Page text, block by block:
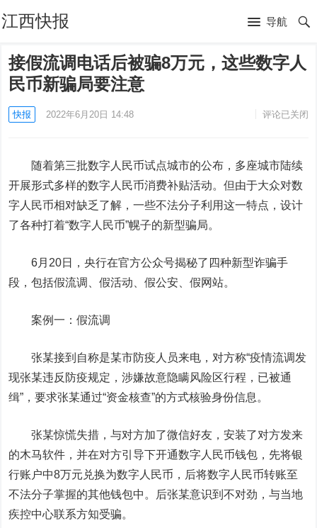
江西快报 导航
接假流调电话后被骗8万元，这些数字人
民币新骗局要注意
快报 2022年6月20日 14:48 评论已关闭
随着第三批数字人民币试点城市的公布，多座城市陆续
开展形式多样的数字人民币消费补贴活动。但由于大众对数
字人民币相对缺乏了解，一些不法分子利用这一特点，设计
了各种打着“数字人民币”幌子的新型骗局。
6月20日，央行在官方公众号揭秘了四种新型诈骗手
段，包括假流调、假活动、假公安、假网站。
案例一：假流调
张某接到自称是某市防疫人员来电，对方称“疫情流调发
现张某违反防疫规定，涉嫌故意隐瞒风险区行程，已被通
缉”，要求张某通过“资金核查”的方式核验身份信息。
张某惊慌失措，与对方加了微信好友，安装了对方发来
的木马软件，并在对方引导下开通数字人民币钱包，先将银
行账户中8万元兑换为数字人民币，后将数字人民币转账至
不法分子掌握的其他钱包中。后张某意识到不对劲，与当地
疾控中心联系方知受骗。